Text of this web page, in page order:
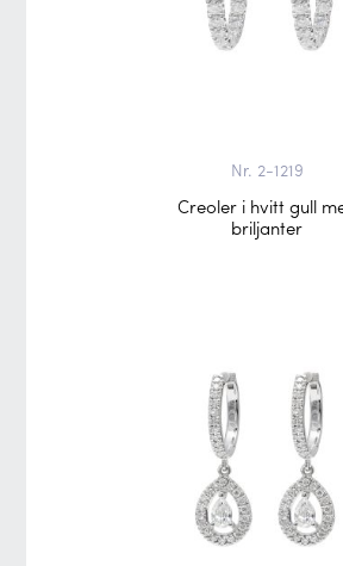
Nr. 2-1219
Creoler i hvitt gull
briljanter